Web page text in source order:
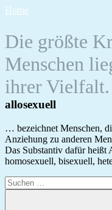
Zum
Home
Die größte
Menschen
ihrer Vielfalt.
allosexuell
… bezeichnet Menschen,
Anziehung zu anderen
Das Substantiv dafür heißt
homosexuell, bisexuell,
Suchen
nach: